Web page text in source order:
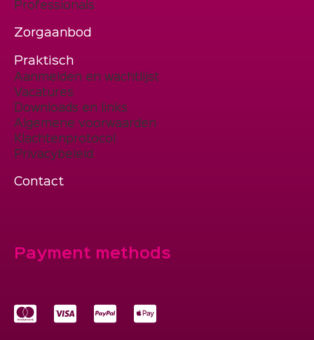
Professionals
Zorgaanbod
Praktisch
Aanmelden en wachtlijst
Vacatures
Downloads en links
Algemene voorwaarden
Klachtenprotocol
Privacybeleid
Contact
Payment methods